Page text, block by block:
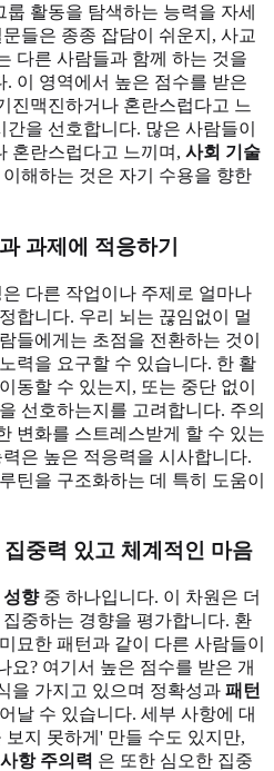
활동을 탐색하는 능력을 자세
들은 종종 잡담이 쉬운지, 사교
다른 사람들과 함께 하는 것을
이 영역에서 높은 점수를 받은
진맥진하거나 혼란스럽다고 느
을 선호합니다. 많은 사람들이
혼란스럽다고 느끼며, 사회 기술
이해하는 것은 자기 수용을 향한
과제에 적응하기
다른 작업이나 주제로 얼마나
합니다. 우리 뇌는 끊임없이 멀
들에게는 초점을 전환하는 것이
력을 요구할 수 있습니다. 한 활
동할 수 있는지, 또는 중단 없이
선호하는지를 고려합니다. 주의
변화를 스트레스받게 할 수 있는
은 높은 적응력을 시사합니다.
틴을 구조화하는 데 특히 도움이
중력 있고 체계적인 마음
성향중 하나입니다. 이 차원은 더
중하는 경향을 평가합니다. 환
묘한 패턴과 같이 다른 사람들이
요? 여기서 높은 점수를 받은 개
을 가지고 있으며 정확성과 패턴
날 수 있습니다. 세부 사항에 대
지 못하게' 만들 수도 있지만,
항 주의력 은 또한 심오한 집중